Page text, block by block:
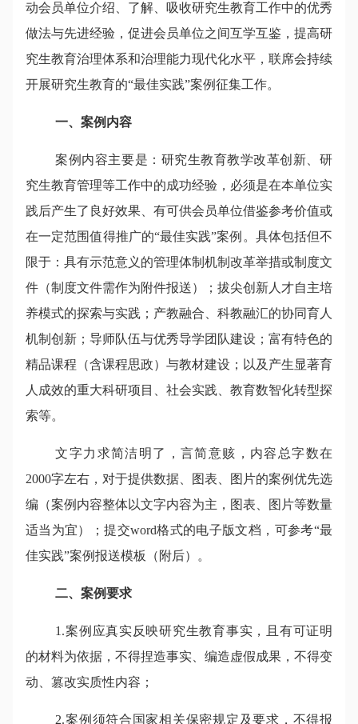
动会员单位介绍、了解、吸收研究生教育工作中的优秀
做法与先进经验，促进会员单位之间互学互鉴，提高研
究生教育治理体系和治理能力现代化水平，联席会持续
开展研究生教育的“最佳实践”案例征集工作。
一、案例内容
案例内容主要是：研究生教育教学改革创新、研
究生教育管理等工作中的成功经验，必须是在本单位实
践后产生了良好效果、有可供会员单位借鉴参考价值或
在一定范围值得推广的“最佳实践”案例。具体包括但不
限于：具有示范意义的管理体制机制改革举措或制度文
件（制度文件需作为附件报送）；拔尖创新人才自主培
养模式的探索与实践；产教融合、科教融汇的协同育人
机制创新；导师队伍与优秀导学团队建设；富有特色的
精品课程（含课程思政）与教材建设；以及产生显著育
人成效的重大科研项目、社会实践、教育数智化转型探
索等。
文字力求简洁明了，言简意赅，内容总字数在
2000字左右，对于提供数据、图表、图片的案例优先选
编（案例内容整体以文字内容为主，图表、图片等数量
适当为宜）；提交word格式的电子版文档，可参考“最
佳实践”案例报送模板（附后）。
二、案例要求
1.案例应真实反映研究生教育事实，且有可证明
的材料为依据，不得捏造事实、编造虚假成果，不得变
动、篡改实质性内容；
2.案例须符合国家相关保密规定及要求，不得报